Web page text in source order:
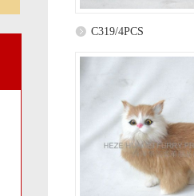
C319/4PCS